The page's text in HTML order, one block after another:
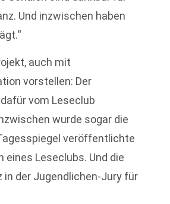
Und inzwischen haben
auch mit
vorstellen: Der
vom Leseclub
wurde sogar die
veröffentlichte
Leseclubs. Und die
in der Jugendlichen-Jury für